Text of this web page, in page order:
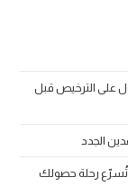
دليل شامل للحصول على الترخيص قبل
الجدد
رحلة حصولك